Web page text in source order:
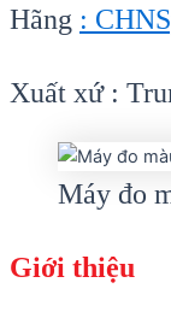
Hãng :
Xuất xứ :
Máy đo
Giới thiệu